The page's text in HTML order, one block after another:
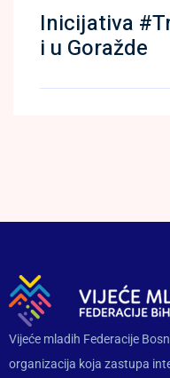
Inicijativa
i u Goražde
Vijeće mladih Federacije
organizacija koja zastupa